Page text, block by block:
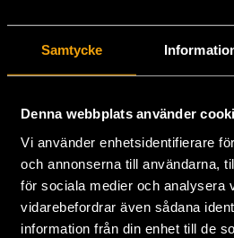
Samtycke
Denna webbplats använder
Vi använder enhetsidentifierare
och annonserna till användarna,
för sociala medier och analysera
vidarebefordrar även sådana
information från din enhet till de
Stockholms Stadsmission
Huvudkontor:
Hesselmans Torg 14
08-684 230 00
info [at]stadsmissionen.se